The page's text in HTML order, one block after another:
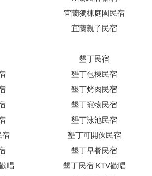
宜蘭獨棟庭園民宿
宜蘭親子民宿
宿
唱
墾丁民宿
墾丁包棟民宿
墾丁烤肉民宿
墾丁寵物民宿
墾丁泳池民宿
墾丁可開伙民宿
墾丁早餐民宿
墾丁民宿 KTV歡唱